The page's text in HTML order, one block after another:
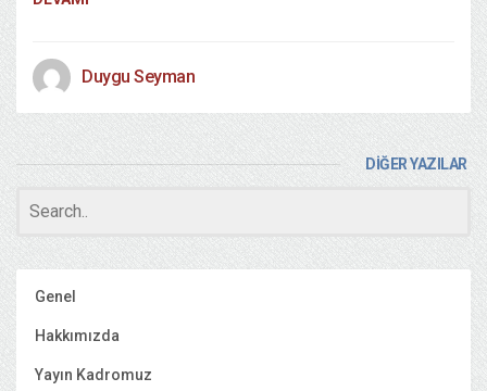
Duygu Seyman
DİĞER YAZILAR
Genel
Hakkımızda
Yayın Kadromuz